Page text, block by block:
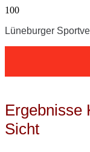
Lüneburger
Ergebnisse
Sicht